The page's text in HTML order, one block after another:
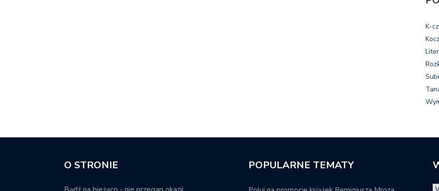
K-
O STRONIE POPULARNE TEMATY